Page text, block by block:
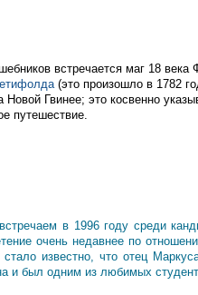
встречается маг 18
(это произошло в 1782
Гвинее; это косвенно
путешествие.
в 1996 году среди
очень недавнее по
стало известно, что отец
и был одним из любимых